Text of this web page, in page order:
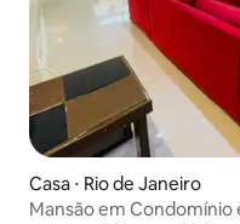
Casa ⋅ Rio de Janeiro
Mansão em Condomínio